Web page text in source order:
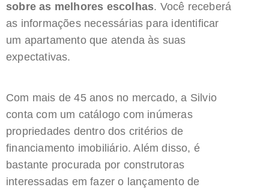
sobre as melhores escolhas. Você receberá
as informações necessárias para identificar
um apartamento que atenda às suas
expectativas.
Com mais de 45 anos no mercado, a Silvio
conta com um catálogo com inúmeras
propriedades dentro dos critérios de
financiamento imobiliário. Além disso, é
bastante procurada por construtoras
interessadas em fazer o lançamento de